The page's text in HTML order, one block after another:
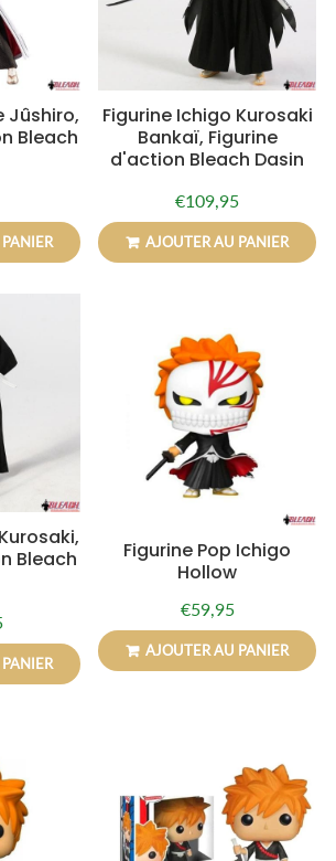
Jûshiro,
Bleach
Figurine Ichigo Kurosaki
Bankaï, Figurine
d'action Bleach Dasin
Prix
régulier
€109,95
AJOUTER AU PANIER
Bleach
Figurine Pop Ichigo
Hollow
Prix
régulier
€59,95€59,95
AJOUTER AU PANIER